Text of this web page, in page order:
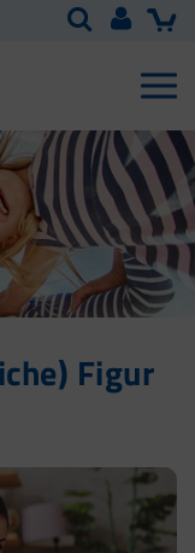
Figur